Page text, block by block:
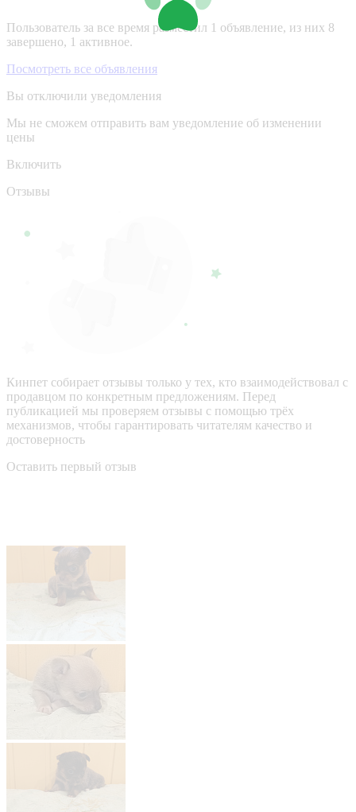
Пользователь за все время разместил 1 объявление, из них 8
завершено, 1 активное.
Посмотреть все объявления
Вы отключили уведомления
Мы не сможем отправить вам уведомление об изменении
цены
Включить
Отзывы
Кинпет собирает отзывы только у тех, кто взаимодействовал с
продавцом по конкретным предложениям. Перед
публикацией мы проверяем отзывы с помощью трёх
механизмов, чтобы гарантировать читателям качество и
достоверность
Оставить первый отзыв